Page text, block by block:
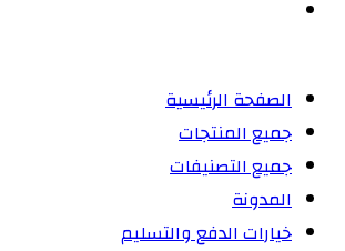
الصفحة الرئيسية
جميع المنتجات
جميع التصنيفات
المدونة
خيارات الدفع والتسليم